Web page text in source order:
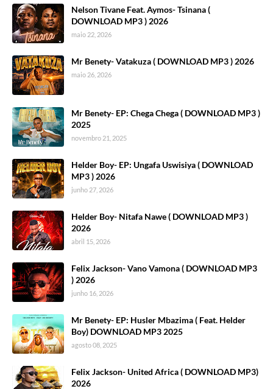
Nelson Tivane Feat. Aymos- Tsinana (
DOWNLOAD MP3 ) 2026
maio 22, 2026
Mr Benety- Vatakuza ( DOWNLOAD MP3 ) 2026
maio 26, 2026
Mr Benety- EP: Chega Chega ( DOWNLOAD MP3 )
2025
novembro 21, 2025
Helder Boy- EP: Ungafa Uswisiya ( DOWNLOAD
MP3 ) 2026
junho 27, 2026
Helder Boy- Nitafa Nawe ( DOWNLOAD MP3 )
2026
abril 15, 2026
Felix Jackson- Vano Vamona ( DOWNLOAD MP3
) 2026
junho 16, 2026
Mr Benety- EP: Husler Mbazima ( Feat. Helder
Boy) DOWNLOAD MP3 2025
agosto 08, 2025
Felix Jackson- United Africa ( DOWNLOAD MP3)
2026